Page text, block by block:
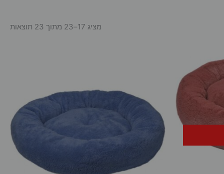
מציג 17–23 מתוך 23 תוצאות